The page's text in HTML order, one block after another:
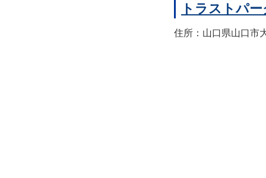
トラストパ
住所：山口県山口市